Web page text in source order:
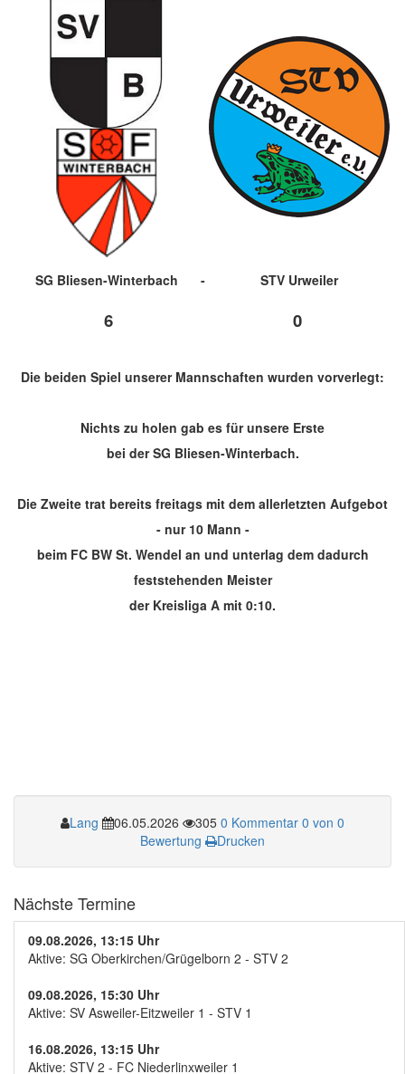
SG Bliesen-Winterbach - STV Urweiler
6 0
Die beiden Spiel unserer Mannschaften wurden vorverlegt:
Nichts zu holen gab es für unsere Erste
bei der SG Bliesen-Winterbach.
Die Zweite trat bereits freitags mit dem allerletzten Aufgebot
- nur 10 Mann -
beim FC BW St. Wendel an und unterlag dem dadurch
feststehenden Meister
der Kreisliga A mit 0:10.
Lang 06.05.2026 305 0 Kommentar 0 von 0
Bewertung
Drucken
Nächste Termine
09.08.2026, 13:15 Uhr
Aktive: SG Oberkirchen/Grügelborn 2 - STV 2
09.08.2026, 15:30 Uhr
Aktive: SV Asweiler-Eitzweiler 1 - STV 1
16.08.2026, 13:15 Uhr
Aktive: STV 2 - FC Niederlinxweiler 1